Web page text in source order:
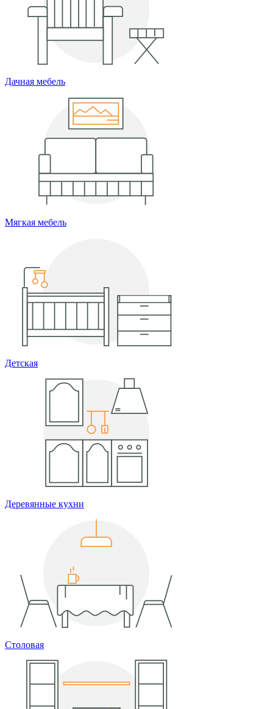
Дачная мебель
Мягкая мебель
Детская
Деревянные кухни
Столовая